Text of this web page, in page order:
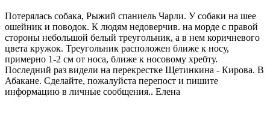
Потерялась собака, Рыжий спаниель Чарли. У собаки на шее
ошейник и поводок. К людям недоверчив. на морде с правой
стороны небольшой белый треугольник, а в нем коричневого
цвета кружок. Треугольник расположен ближе к носу,
примерно 1-2 см от носа, ближе к носовому хребту.
Последний раз видели на перекрестке Щетинкина - Кирова. В
Абакане. Сделайте, пожалуйста перепост и пишите
информацию в личные сообщения.. Елена